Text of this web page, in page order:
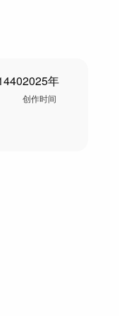
2025年
创作时间